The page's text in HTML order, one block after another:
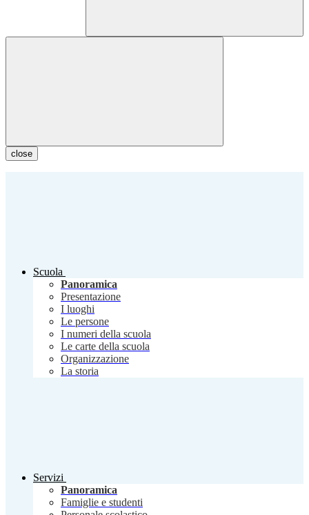
close
Scuola
Panoramica
Presentazione
I luoghi
Le persone
I numeri della scuola
Le carte della scuola
Organizzazione
La storia
Servizi
Panoramica
Famiglie e studenti